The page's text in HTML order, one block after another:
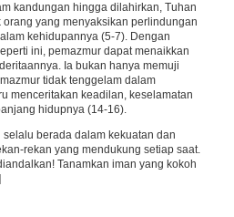
kandungan hingga dilahirkan, Tuhan
yang menyaksikan perlindungan
kehidupannya (5-7). Dengan
ini, pemazmur dapat menaikkan
Ia bukan hanya memuji
tidak tenggelam dalam
menceritakan keadilan, keselamatan
hidupnya (14-16).
berada dalam kekuatan dan
rekan yang mendukung setiap saat.
Tanamkan iman yang kokoh